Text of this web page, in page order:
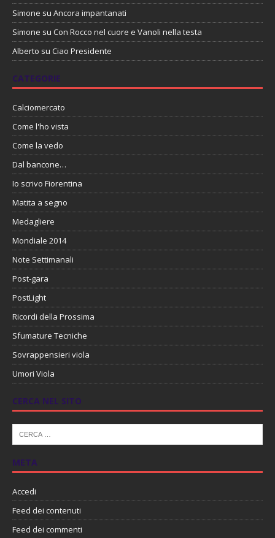
Simone su Ancora impantanati
Simone su Con Rocco nel cuore e Vanoli nella testa
Alberto su Ciao Presidente
CATEGORIE
Calciomercato
Come l'ho vista
Come la vedo
Dal bancone…
Io scrivo Fiorentina
Matita a segno
Medagliere
Mondiale 2014
Note Settimanali
Post-gara
PostLight
Ricordi della Prossima
Sfumature Tecniche
Sovrappensieri viola
Umori Viola
CERCA NEL SITO
META
Accedi
Feed dei contenuti
Feed dei commenti